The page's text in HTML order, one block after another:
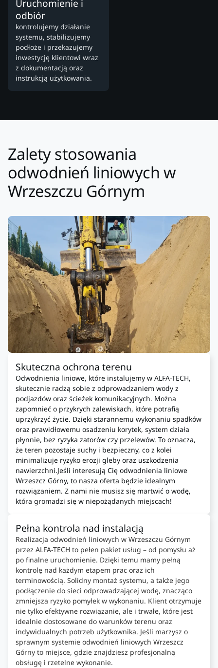
Uruchomienie i
odbiór
kontrolujemy działanie
systemu, stabilizujemy
podłoże i przekazujemy
inwestycję klientowi wraz
z dokumentacją oraz
instrukcją użytkowania.
Zalety stosowania
odwodnień liniowych w
Wrzeszczu Górnym
Skuteczna ochrona terenu
Odwodnienia liniowe, które instalujemy w ALFA-TECH,
skutecznie radzą sobie z odprowadzaniem wody z
podjazdów oraz ścieżek komunikacyjnych. Można
zapomnieć o przykrych zalewiskach, które potrafią
uprzykrzyć życie. Dzięki starannemu wykonaniu spadków
oraz prawidłowemu osadzeniu korytek, system działa
płynnie, bez ryzyka zatorów czy przelewów. To oznacza,
że teren pozostaje suchy i bezpieczny, co z kolei
minimalizuje ryzyko erozji gleby oraz uszkodzenia
nawierzchni.Jeśli interesują Cię odwodnienia liniowe
Wrzeszcz Górny, to nasza oferta będzie idealnym
rozwiązaniem. Z nami nie musisz się martwić o wodę,
która gromadzi się w niepożądanych miejscach!
Pełna kontrola nad instalacją
Realizacja odwodnień liniowych w Wrzeszczu Górnym
przez ALFA-TECH to pełen pakiet usług – od pomysłu aż
po finalne uruchomienie. Dzięki temu mamy pełną
kontrolę nad każdym etapem prac oraz ich
terminowością. Solidny montaż systemu, a także jego
podłączenie do sieci odprowadzającej wodę, znacząco
zmniejsza ryzyko pomyłek w wykonaniu. Klient otrzymuje
nie tylko efektywne rozwiązanie, ale i trwałe, które jest
idealnie dostosowane do warunków terenu oraz
indywidualnych potrzeb użytkownika. Jeśli marzysz o
sprawnym systemie odwodnień liniowych Wrzeszcz
Górny to miejsce, gdzie znajdziesz profesjonalną
obsługę i rzetelne wykonanie.